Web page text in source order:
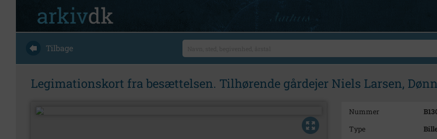
Tilbage
Legimationskort fra besættelsen. Tilhørende gårdejer Niels Larsen,
Nummer
Type